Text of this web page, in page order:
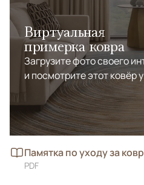
Виртуальная
примерка ковра
Загрузите фото своего
и посмотрите этот ковёр
Памятка по уходу за
PDF